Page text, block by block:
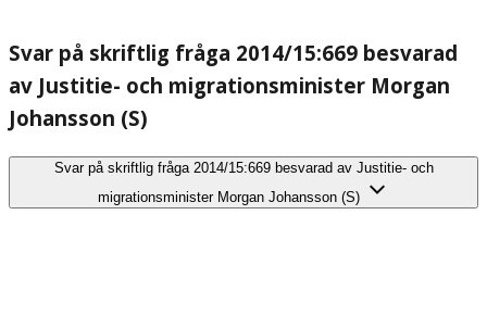
Svar på skriftlig fråga 2014/15:669 besvarad
av Justitie- och migrationsminister Morgan
Johansson (S)
Svar på skriftlig fråga 2014/15:669 besvarad av Justitie- och
migrationsminister Morgan Johansson (S)